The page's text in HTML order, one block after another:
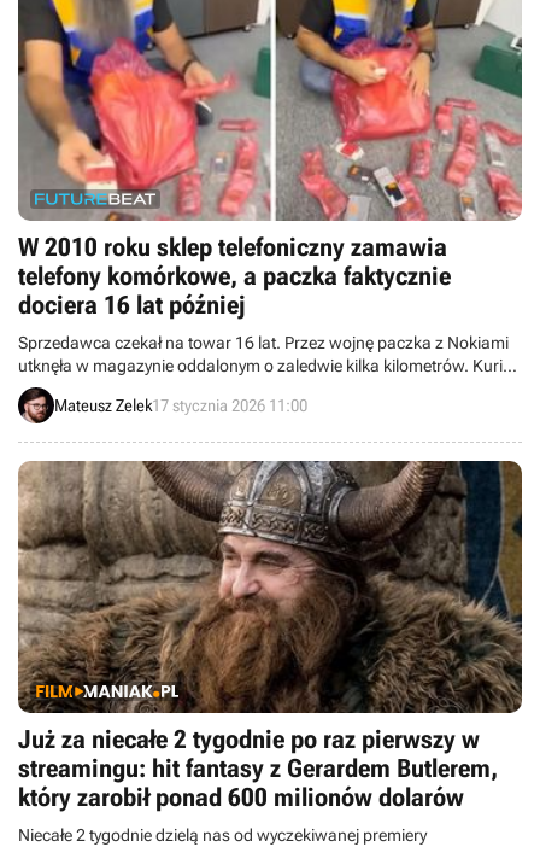
W 2010 roku sklep telefoniczny zamawia
telefony komórkowe, a paczka faktycznie
dociera 16 lat później
Sprzedawca czekał na towar 16 lat. Przez wojnę paczka z Nokiami
utknęła w magazynie oddalonym o zaledwie kilka kilometrów. Kurier
jednak nie odpuścił i paczkę w końcu dostarczył.
Mateusz Zelek17 stycznia 2026 11:00
Już za niecałe 2 tygodnie po raz pierwszy w
streamingu: hit fantasy z Gerardem Butlerem,
który zarobił ponad 600 milionów dolarów
Niecałe 2 tygodnie dzielą nas od wyczekiwanej premiery